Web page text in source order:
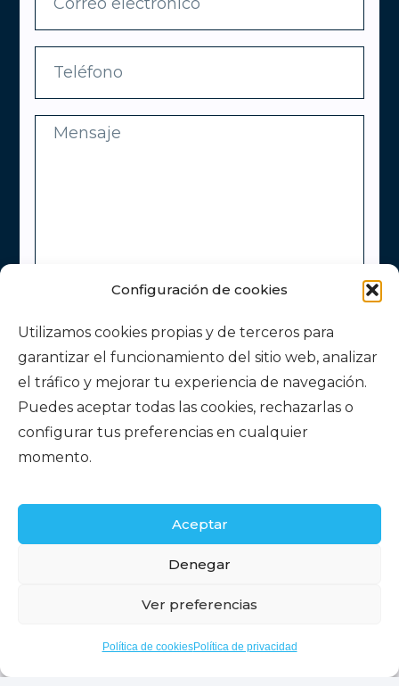
Configuración de cookies
Utilizamos cookies propias y de terceros para
garantizar el funcionamiento del sitio web, analizar
el tráfico y mejorar tu experiencia de navegación.
Puedes aceptar todas las cookies, rechazarlas o
configurar tus preferencias en cualquier
momento.
Aceptar
Denegar
Ver preferencias
Política de cookiesPolítica de privacidad
Enviar
Servicios inmobiliarios
Blog